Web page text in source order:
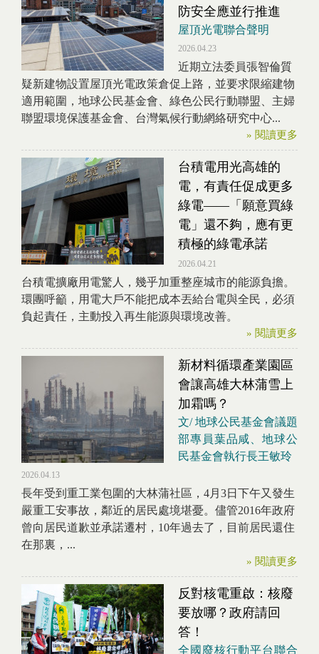
防安全應並行推進
屋頂光電聯合聲明
2026.04.23
近期立法委員張智倫質
疑新建物設置屋頂光電政策倉促上路，並要求限縮建物
適用範圍，地球公民基金會、綠色公民行動聯盟、主婦
聯盟環境保護基金會、台灣氣候行動網絡研究中心...
» 閱讀更多
台積電用光高雄的
電，有責任促成更多
綠電——「願意買綠
電」還不夠，應有更
積極的綠電承諾
2026.04.21
台積電擴廠用電驚人，幾乎加重整座城市的能源負擔。
環團呼籲，用電大戶不能把成本丟給台電與全民，必須
負起責任，主動投入再生能源與環境改善。
» 閱讀更多
新材料循環產業園區
會讓高雄大林蒲雪上
加霜嗎？
文/ 地球公民基金會議題
部專員葉品咸、地球公
民基金會執行長王敏玲
2026.04.13
長年受到重工業包圍的大林蒲社區，4月3日下午又發生
嚴重工安事故，鄰近的居民處境堪憂。儘管2016年政府
曾向居民道歉並承諾遷村，10年過去了，目前居民還住
在那裏，...
» 閱讀更多
反對核電重啟：核廢
要放哪？政府請回
答！
全國廢核行動平台聯合